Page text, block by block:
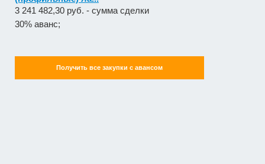
3 241 482,30 руб. - сумма сделки
30% аванс;
Получить все закупки с авансом